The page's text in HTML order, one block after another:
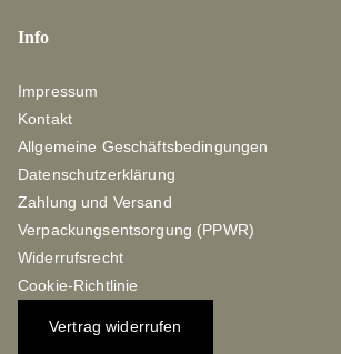
Info
Impressum
Kontakt
Allgemeine Geschäftsbedingungen
Datenschutzerklärung
Zahlung und Versand
Verpackungsentsorgung (PPWR)
Widerrufsrecht
Cookie-Richtlinie
Vertrag widerrufen